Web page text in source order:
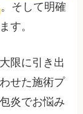
。そして明確
す。
限に引き出
せた施術プ
炎でお悩み